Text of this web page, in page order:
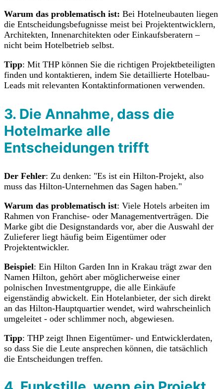
Warum das problematisch ist: Bei Hotelneubauten liegen
die Entscheidungsbefugnisse meist bei Projektentwicklern,
Architekten, Innenarchitekten oder Einkaufsberatern –
nicht beim Hotelbetrieb selbst.
Tipp: Mit THP können Sie die richtigen Projektbeteiligten
finden und kontaktieren, indem Sie detaillierte Hotelbau-
Leads mit relevanten Kontaktinformationen verwenden.
3. Die Annahme, dass die
Hotelmarke alle
Entscheidungen trifft
Der Fehler: Zu denken: "Es ist ein Hilton-Projekt, also
muss das Hilton-Unternehmen das Sagen haben."
Warum das problematisch ist: Viele Hotels arbeiten im
Rahmen von Franchise- oder Managementverträgen. Die
Marke gibt die Designstandards vor, aber die Auswahl der
Zulieferer liegt häufig beim Eigentümer oder
Projektentwickler.
Beispiel: Ein Hilton Garden Inn in Krakau trägt zwar den
Namen Hilton, gehört aber möglicherweise einer
polnischen Investmentgruppe, die alle Einkäufe
eigenständig abwickelt. Ein Hotelanbieter, der sich direkt
an das Hilton-Hauptquartier wendet, wird wahrscheinlich
umgeleitet - oder schlimmer noch, abgewiesen.
Tipp: THP zeigt Ihnen Eigentümer- und Entwicklerdaten,
so dass Sie die Leute ansprechen können, die tatsächlich
die Entscheidungen treffen.